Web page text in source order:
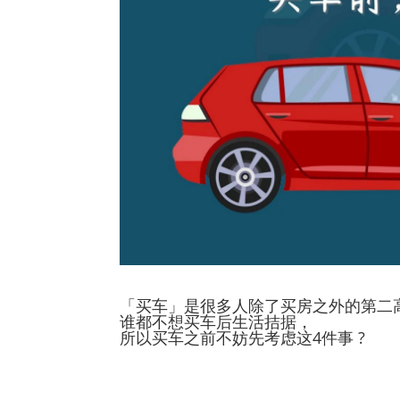
「买车」是很多人除了买房之外的第二
谁都不想买车后生活拮据，
所以买车之前不妨先考虑这4件事 ?